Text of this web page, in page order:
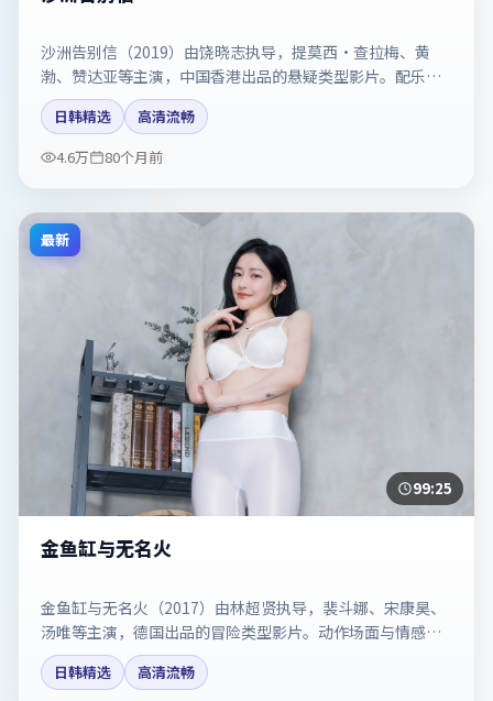
沙洲告别信（2019）由饶晓志执导，提莫西·查拉梅、黄
渤、赞达亚等主演，中国香港出品的悬疑类型影片。配乐与
剪辑强化了宿命感。剧情简介与主创信息可供检索参考，上
映日期以片方资料为准。
日韩精选
高清流畅
4.6万
80个月前
最新
99:25
金鱼缸与无名火
金鱼缸与无名火（2017）由林超贤执导，裴斗娜、宋康昊、
汤唯等主演，德国出品的冒险类型影片。动作场面与情感戏
比例拿捏得当。剧情简介与主创信息可供检索参考，上映日
期以片方资料为准。
日韩精选
高清流畅